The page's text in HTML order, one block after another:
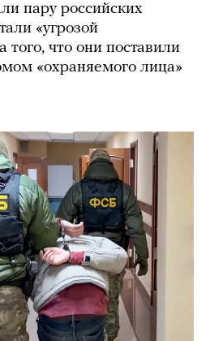
пару российских
«угрозой
того, что они поставили
«охраняемого лица»